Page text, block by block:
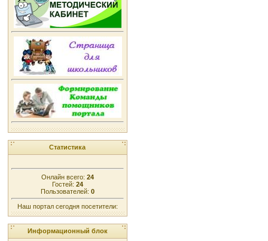
Статистика
Онлайн всего: 24
Гостей: 24
Пользователей: 0
Наш портал сегодня посетители:
Информационный блок